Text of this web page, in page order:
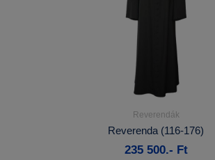
Kosárba
Reverendák
Reverenda (116-176)
235 500.- Ft